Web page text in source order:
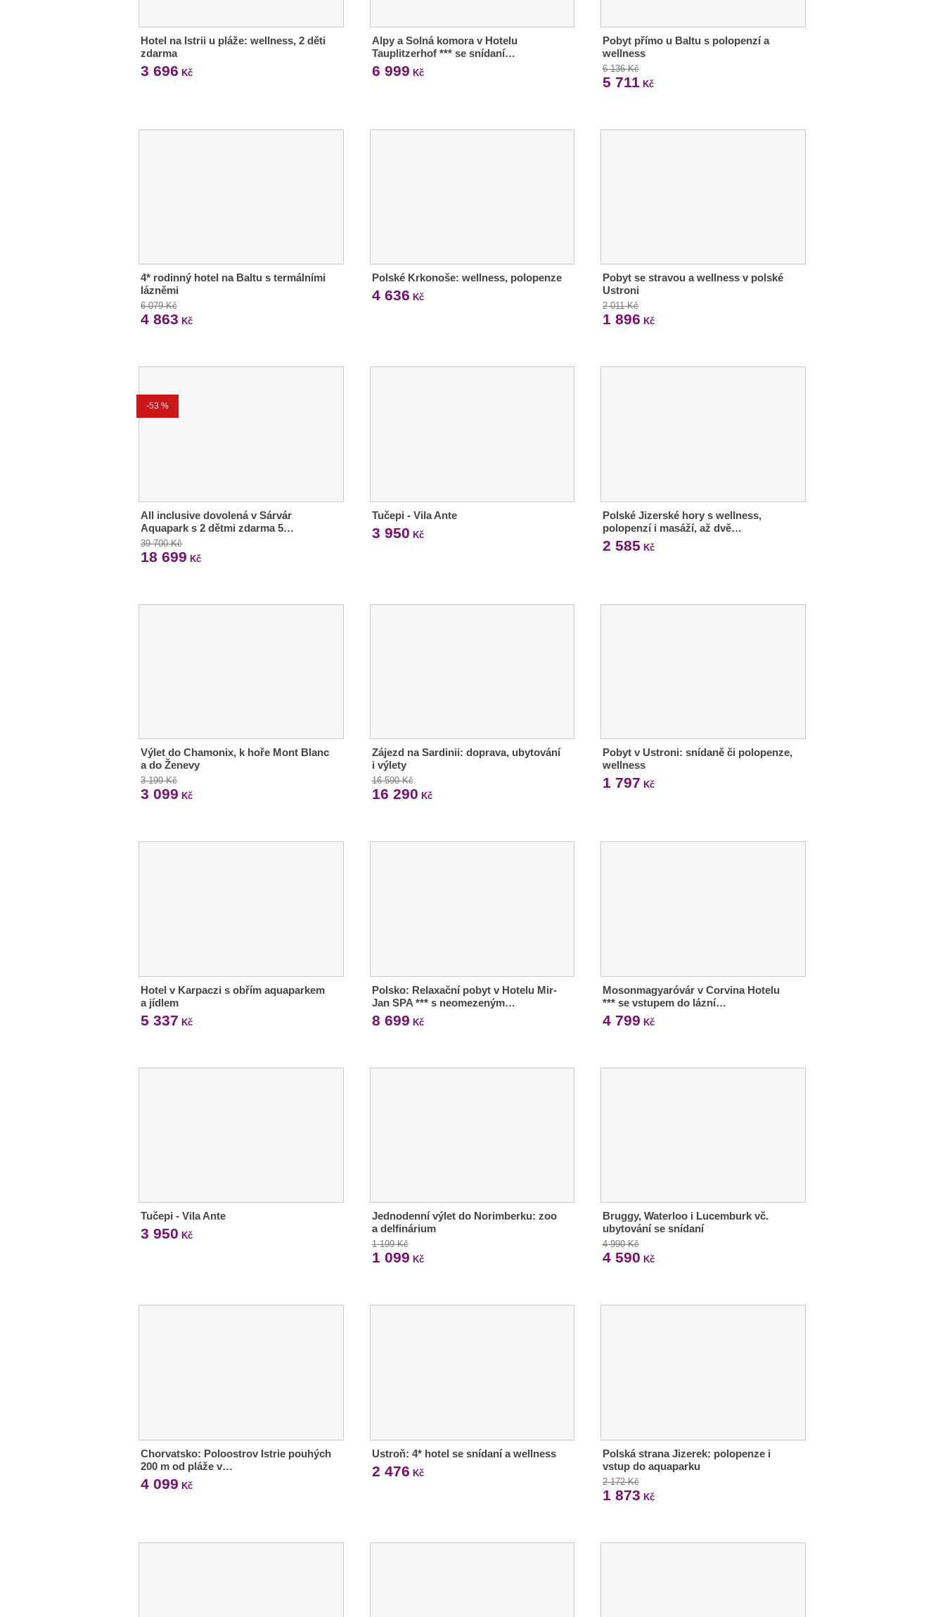
Hotel na Istrii u pláže: wellness, 2 děti
zdarma
3 696 Kč
Alpy a Solná komora v Hotelu
Tauplitzerhof *** se snídaní…
6 999 Kč
Pobyt přímo u Baltu s polopenzí a
wellness
6 136 Kč
5 711 Kč
4* rodinný hotel na Baltu s termálními
lázněmi
6 079 Kč
4 863 Kč
Polské Krkonoše: wellness, polopenze
4 636 Kč
Pobyt se stravou a wellness v polské
Ustroni
2 011 Kč
1 896 Kč
-53 %
All inclusive dovolená v Sárvár
Aquapark s 2 dětmi zdarma 5…
39 700 Kč
18 699 Kč
Tučepi - Vila Ante
3 950 Kč
Polské Jizerské hory s wellness,
polopenzí i masáží, až dvě…
2 585 Kč
Výlet do Chamonix, k hoře Mont Blanc
a do Ženevy
3 199 Kč
3 099 Kč
Zájezd na Sardinii: doprava, ubytování
i výlety
16 590 Kč
16 290 Kč
Pobyt v Ustroni: snídaně či polopenze,
wellness
1 797 Kč
Hotel v Karpaczi s obřím aquaparkem
a jídlem
5 337 Kč
Polsko: Relaxační pobyt v Hotelu Mir-
Jan SPA *** s neomezeným…
8 699 Kč
Mosonmagyaróvár v Corvina Hotelu
*** se vstupem do lázní…
4 799 Kč
Tučepi - Vila Ante
3 950 Kč
Jednodenní výlet do Norimberku: zoo
a delfinárium
1 199 Kč
1 099 Kč
Bruggy, Waterloo i Lucemburk vč.
ubytování se snídaní
4 990 Kč
4 590 Kč
Chorvatsko: Poloostrov Istrie pouhých
200 m od pláže v…
4 099 Kč
Ustroň: 4* hotel se snídaní a wellness
2 476 Kč
Polská strana Jizerek: polopenze i
vstup do aquaparku
2 172 Kč
1 873 Kč